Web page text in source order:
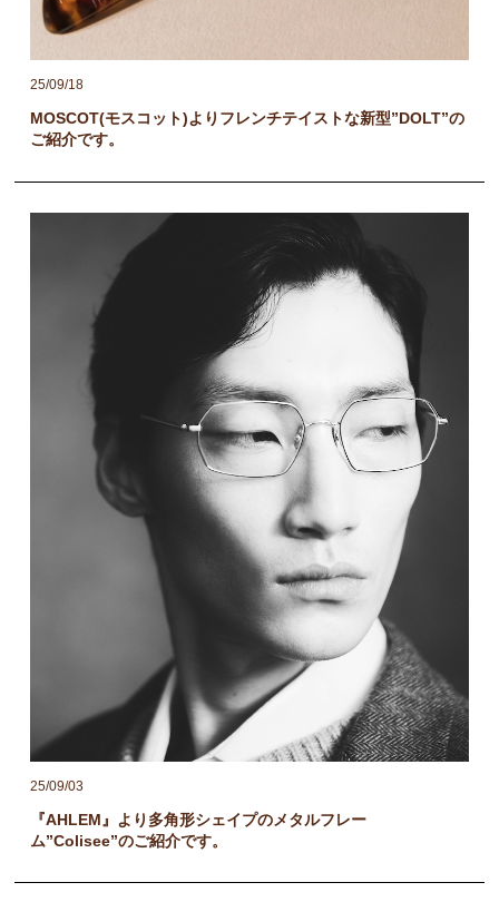
25/09/18
MOSCOT(モスコット)よりフレンチテイストな新型”DOLT”の
ご紹介です。
25/09/03
『AHLEM』より多角形シェイプのメタルフレー
ム”Colisee”のご紹介です。